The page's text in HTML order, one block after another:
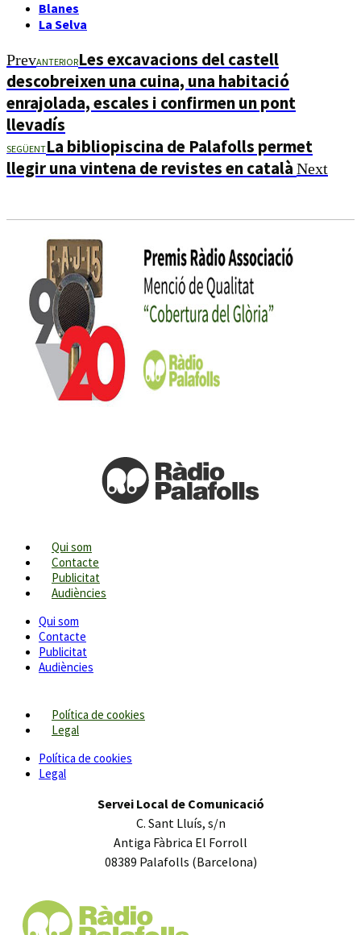
Blanes
La Selva
PrevANTERIORLes excavacions del castell
descobreixen una cuina, una habitació
enrajolada, escales i confirmen un pont
llevadís
SEGÜENTLa bibliopiscina de Palafolls permet
llegir una vintena de revistes en català Next
Qui som
Contacte
Publicitat
Audiències
Qui som
Contacte
Publicitat
Audiències
Política de cookies
Legal
Política de cookies
Legal
Servei Local de Comunicació
C. Sant Lluís, s/n
Antiga Fàbrica El Forroll
08389 Palafolls (Barcelona)